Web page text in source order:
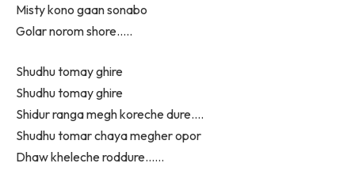
Misty kono gaan sonabo
Golar norom shore…..
Shudhu tomay ghire
Shudhu tomay ghire
Shidur ranga megh koreche dure….
Shudhu tomar chaya megher opor
Dhaw kheleche roddure……